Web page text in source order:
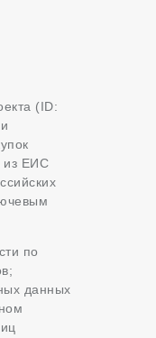
(ID:
из ЕИС
по
данных